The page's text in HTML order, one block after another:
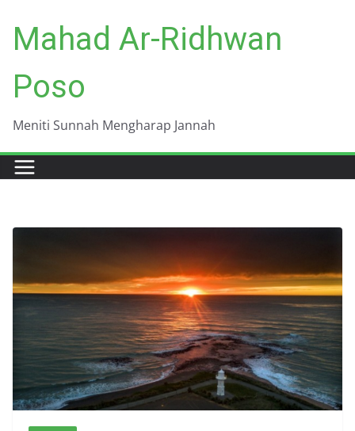
content
Mahad Ar-Ridhwan
Poso
Meniti Sunnah Mengharap Jannah